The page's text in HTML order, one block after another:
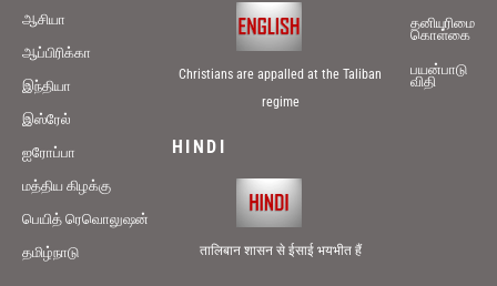
ஆசியா
ஆப்பிரிக்கா
இந்தியா
இஸ்ரேல்
ஐரோப்பா
மத்திய கிழக்கு
பெயித் ரெவொலுஷன்
தமிழ்நாடு
Christians are appalled at the Taliban
regime
HINDI
तालिबान शासन से ईसाई भयभीत हैं
தனியுரிமை
கொள்கை
பயன்பாடு
விதி